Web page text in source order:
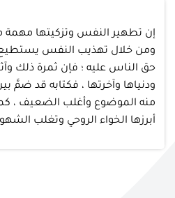
إن تطهير النفس وتزكيتها مهمة
ومن خلال تهذيب النفس يستطيع
حق الناس عليه ؛ فإن ثمرة ذلك
ودنياها وآخرتها ، فكتابه قد ضمَّ
منه الموضوع وأغلب الضعيف ،
أبرزها الخواء الروحي وتغلب